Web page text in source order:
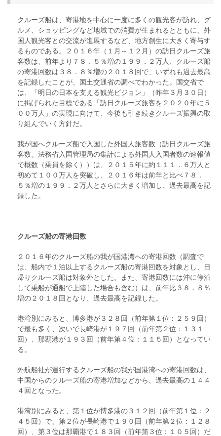
クルーズ船は、寄港地を中心に一度に多くの観光客が訪れ、グ
ルメ、ショッピングなど地域での消費が生まれるとともに、外
国人観光客との交流が進展するなど、地方創生に大きく寄与す
るものである。２０１６年（１月～１２月）の訪日クルーズ旅
客数は、前年より７８．５％増の１９９．２万人、クルーズ船
の寄港回数は３８．８％増の２０１８回で、いずれも過去最高
を記録したことが、国土交通省の調べでわかった。国交省で
は、「明日の日本を支える観光ビジョン」（昨年３月３０日）
に掲げられた目標である「訪日クルーズ旅客を２０２０年に５
００万人」の実現に向けて、今後も引き続きクルーズ振興の取
り組んでいく方針だ。
我が国へクルーズ船で入国した外国人旅客数（訪日クルーズ旅
客数。法務省入国管理局の集計による外国人入国者数の速報値
で概数（乗員を除く））は、２０１５年に約１１１．６万人と
初めて１００万人を突破し、２０１６年は前年と比べ７８．
５％増の１９９．２万人とさらに大きく増加し、過去最高を記
録した。
クルーズ船の寄港回数
２０１６年のクルーズ船の我が国港湾への寄港回数（調査で
は、船内で１泊以上するクルーズ船の寄港回数を対象とし、日
帰りクルーズ船は対象外とした。また、寄港回数には沖に停泊
して乗船が通船で上陸した場合も含む）は、前年比３８．８％
増の２０１８回となり、過去最高を記録した。
港湾別にみると、博多港が３２８回（前年第１位：２５９回）
で最も多く、次いで長崎港が１９７回（前年第２位：１３１
回）、那覇港が１９３回（前年第４位：１１５回）となってい
る。
外航船社が運行するクルーズ船の我が国港湾への寄港回数は、
中国からのクルーズ船の寄港増加などから、過去最高の１４４
４回となった。
港湾別にみると、第１位が博多港の３１２回（前年第１位：２
４５回）で、第２位が長崎港で１９０回（前年第２位：１２８
回）、第３位は那覇港で１８３回（前年第３位：１０５回）だ